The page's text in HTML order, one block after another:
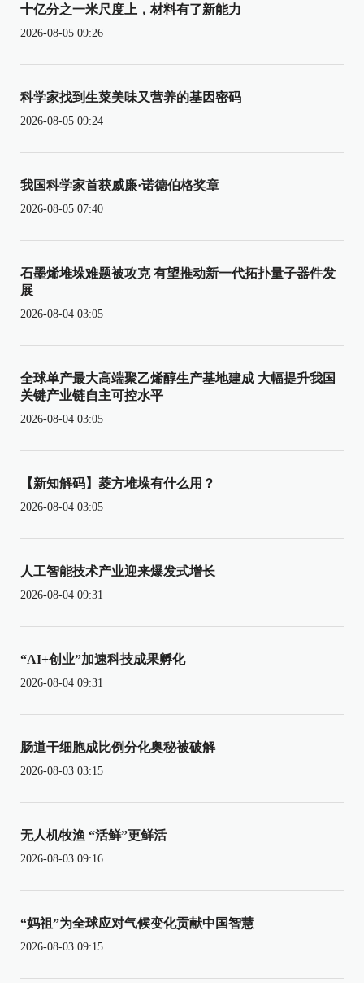
十亿分之一米尺度上，材料有了新能力
2026-08-05 09:26
科学家找到生菜美味又营养的基因密码
2026-08-05 09:24
我国科学家首获威廉·诺德伯格奖章
2026-08-05 07:40
石墨烯堆垛难题被攻克 有望推动新一代拓扑量子器件发
展
2026-08-04 03:05
全球单产最大高端聚乙烯醇生产基地建成 大幅提升我国
关键产业链自主可控水平
2026-08-04 03:05
【新知解码】菱方堆垛有什么用？
2026-08-04 03:05
人工智能技术产业迎来爆发式增长
2026-08-04 09:31
“AI+创业”加速科技成果孵化
2026-08-04 09:31
肠道干细胞成比例分化奥秘被破解
2026-08-03 03:15
无人机牧渔 “活鲜”更鲜活
2026-08-03 09:16
“妈祖”为全球应对气候变化贡献中国智慧
2026-08-03 09:15